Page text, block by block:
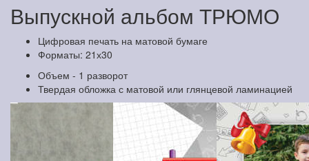
Выпускной альбом ТРЮМО
Цифровая печать на матовой бумаге
Форматы: 21х30
Объем - 1 разворот
Твердая обложка с матовой или глянцевой ламинацией